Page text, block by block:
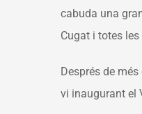
cabuda una
Cugat i totes
Després de
vi inaugurant el